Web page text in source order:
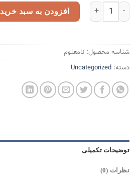
کمک هزینه جهیزیه عدد
افزودن به سبد خرید
شناسه محصول: نامعلوم
دسته: Uncategorized
توضیحات تکمیلی
نظرات (0)